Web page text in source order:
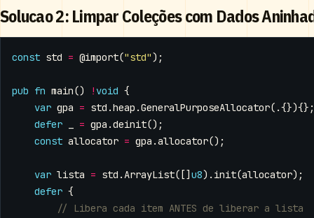
Solucao 2: Limpar Coleções com Dados
const std = @import("std" );
pub fn main() ! void {
var gpa = std .heap .GeneralPurposeAllocator(.{}){};
defer
= gpa .deinit();
const allocator = gpa .allocator();
var lista = std .ArrayList([] u8). init(allocator);
defer {